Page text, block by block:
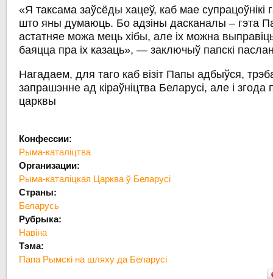
«Я таксама заўсёды хацеў, каб мае супрацоўнікі
што яны думаюць. Бо адзіны дасканалы – гэта
астатняе можа мець хібы, але іх можна
баяцца пра іх казаць», — заключыў папскі
Нагадаем, для таго каб візіт Папы адбыўся,
запрашэнне ад кіраўніцтва Беларусі, але і
царквы
Конфессии:
Рыма-каталіцтва
Организации:
Рыма-каталіцкая Царква ў Беларусі
Страны:
Беларусь
Рубрыка:
Навіна
Тэма:
Папа Рымскі на шляху да Беларусі